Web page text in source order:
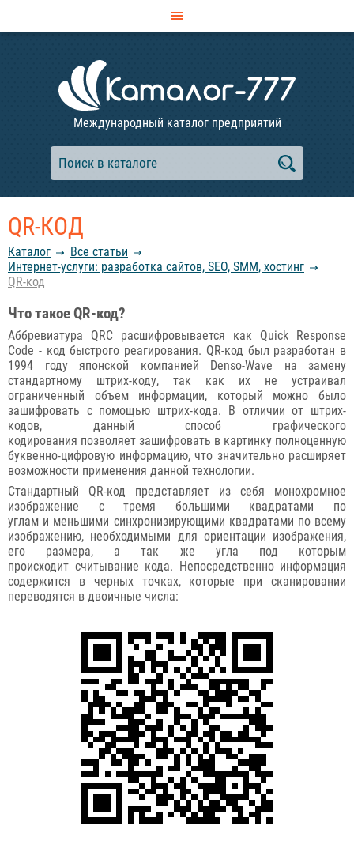
Международный каталог предприятий
QR-КОД
Каталог
Все статьи
Интернет-услуги: разработка сайтов, SEO, SMM, хостинг
QR-код
Что такое QR-код?
Аббревиатура QRC расшифровывается как Quick Response
Code - код быстрого реагирования. QR-код был разработан в
1994 году японской компанией Denso-Wave на замену
стандартному штрих-коду, так как их не устраивал
ограниченный объем информации, который можно было
зашифровать с помощью штрих-кода. В отличии от штрих-
кодов, данный способ графического
кодирования позволяет зашифровать в картинку полноценную
буквенно-цифровую информацию, что значительно расширяет
возможности применения данной технологии.
Стандартный QR-код представляет из себя монохромное
изображение с тремя большими квадратами по
углам и меньшими синхронизирующими квадратами по всему
изображению, необходимыми для ориентации изображения,
его размера, а так же угла под которым
происходит считывание кода. Непосредственно информация
содержится в черных точках, которые при сканировании
переводятся в двоичные числа: